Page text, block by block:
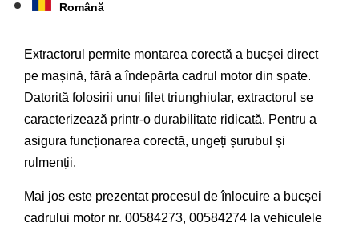
Română
Extractorul permite montarea corectă a bucșei direct
pe mașină, fără a îndepărta cadrul motor din spate.
Datorită folosirii unui filet triunghiular, extractorul se
caracterizează printr-o durabilitate ridicată. Pentru a
asigura funcționarea corectă, ungeți șurubul și
rulmenții.
Mai jos este prezentat procesul de înlocuire a bucșei
cadrului motor nr. 00584273, 00584274 la vehiculele